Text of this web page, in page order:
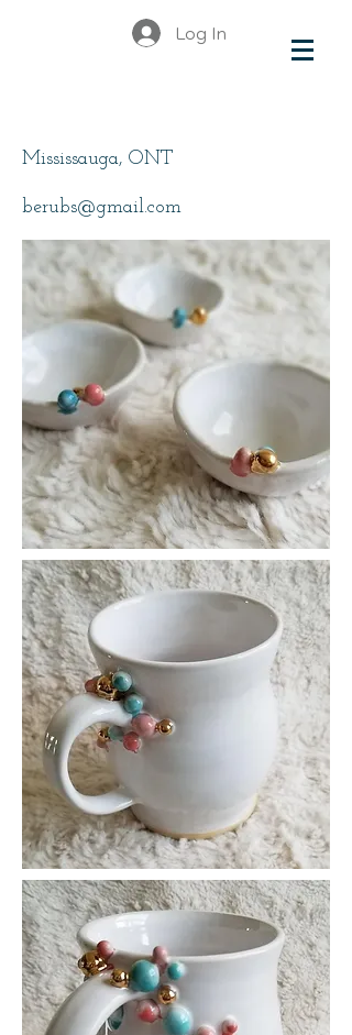
Log In
Mississauga, ONT
berubs@gmail.com